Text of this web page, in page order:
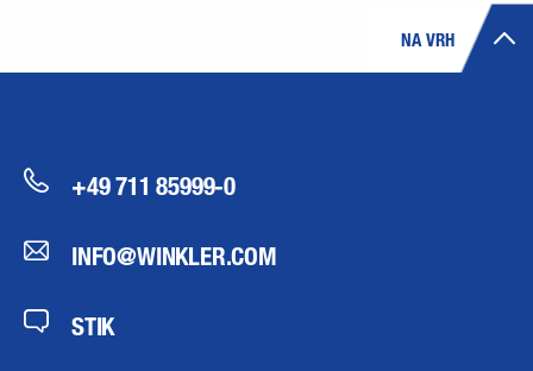
NA VRH
+49 711 85999-0
INFO@WINKLER.COM
STIK